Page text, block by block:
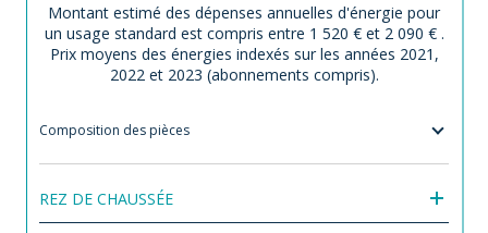
Montant estimé des dépenses annuelles d'énergie pour
un usage standard est compris entre 1 520 € et 2 090 € .
Prix moyens des énergies indexés sur les années 2021,
2022 et 2023 (abonnements compris).
Composition des pièces
REZ DE CHAUSSÉE